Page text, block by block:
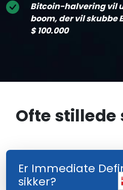
Bitcoin-halvering vil
boom, der vil skubbe
$ 100.000
Ofte
Er Immediate
sikker?